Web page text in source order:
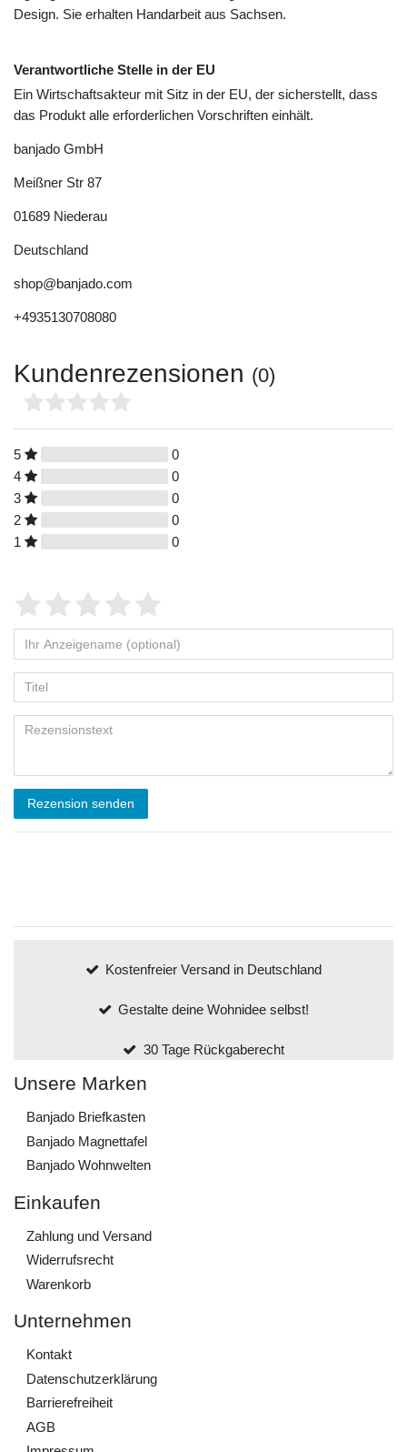
Design. Sie erhalten Handarbeit aus Sachsen.
Verantwortliche Stelle in der EU
Ein Wirtschaftsakteur mit Sitz in der EU, der sicherstellt, dass
das Produkt alle erforderlichen Vorschriften einhält.
banjado GmbH
Meißner Str 87
01689 Niederau
Deutschland
shop@banjado.com
+4935130708080
Kundenrezensionen (0)
5
0
4
0
3
0
2
0
1
0
Rezension senden
Kostenfreier Versand in Deutschland
Gestalte deine Wohnidee selbst!
30 Tage Rückgaberecht
Unsere Marken
Banjado Briefkasten
Banjado Magnettafel
Banjado Wohnwelten
Einkaufen
Zahlung und Versand
Widerrufs­recht
Warenkorb
Unternehmen
Kontakt
Daten­schutz­erklärung
Barrierefreiheit
AGB